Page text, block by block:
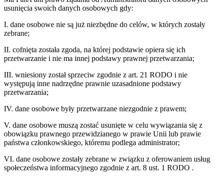
usunięcia swoich danych osobowych gdy:
I. dane osobowe nie są już niezbędne do celów, w których zostały
zebrane;
II. cofnięta została zgoda, na której podstawie opiera się ich
przetwarzanie i nie ma innej podstawy prawnej przetwarzania;
III. wniesiony został sprzeciw zgodnie z art. 21 RODO i nie
występują inne nadrzędne prawnie uzasadnione podstawy
przetwarzania;
IV. dane osobowe były przetwarzane niezgodnie z prawem;
V. dane osobowe muszą zostać usunięte w celu wywiązania się z
obowiązku prawnego przewidzianego w prawie Unii lub prawie
państwa członkowskiego, któremu podlega administrator;
VI. dane osobowe zostały zebrane w związku z oferowaniem usług
społeczeństwa informacyjnego zgodnie z art. 8 ust. 1 RODO .